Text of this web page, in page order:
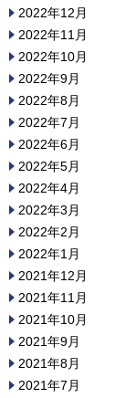
2022年12月
2022年11月
2022年10月
2022年9月
2022年8月
2022年7月
2022年6月
2022年5月
2022年4月
2022年3月
2022年2月
2022年1月
2021年12月
2021年11月
2021年10月
2021年9月
2021年8月
2021年7月